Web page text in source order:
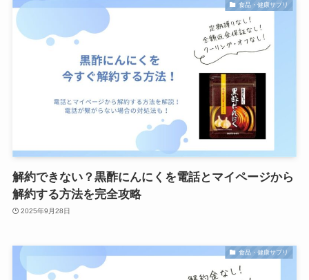
食品・健康サプリ
解約できない？黒酢にんにくを電話とマイページから
解約する方法を完全攻略
2025年9月28日
食品・健康サプリ